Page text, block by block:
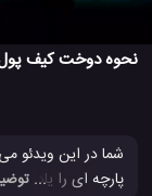
نحوه دوخت کیف پول
شما در این
پارچه ای را یاد
...